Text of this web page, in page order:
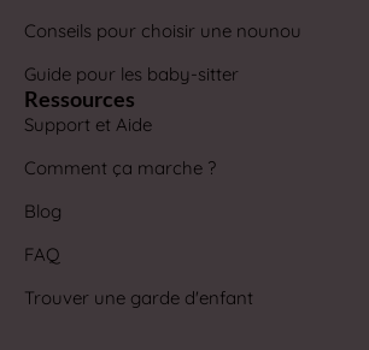
Conseils pour choisir une nounou
Guide pour les baby-sitter
Ressources
Support et Aide
Comment ça marche ?
Blog
FAQ
Trouver une garde d'enfant